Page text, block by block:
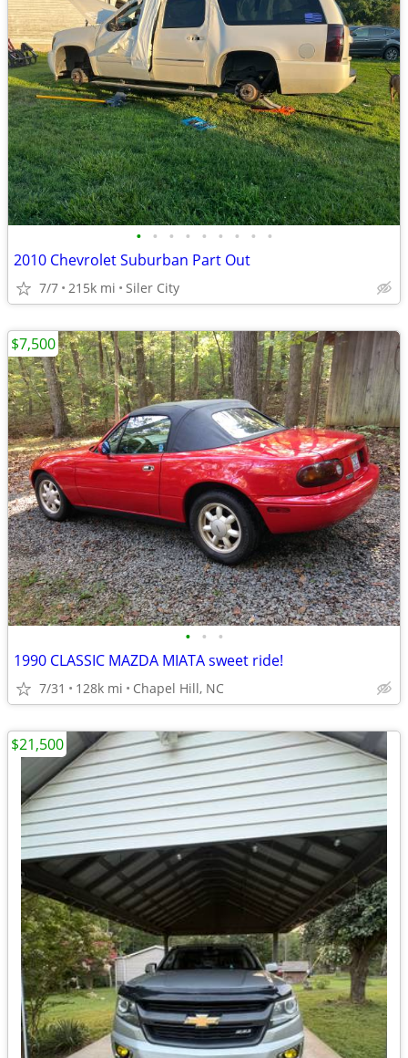
• • • • • • • • •
2010 Chevrolet Suburban Part Out
7/7 215k mi Siler City
• • •
1990 CLASSIC MAZDA MIATA sweet ride!
7/31 128k mi Chapel Hill, NC
$7,500
$21,500